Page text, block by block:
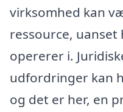
virksomhed kan
ressource, uanset
opererer i.
udfordringer kan
og det er her, en